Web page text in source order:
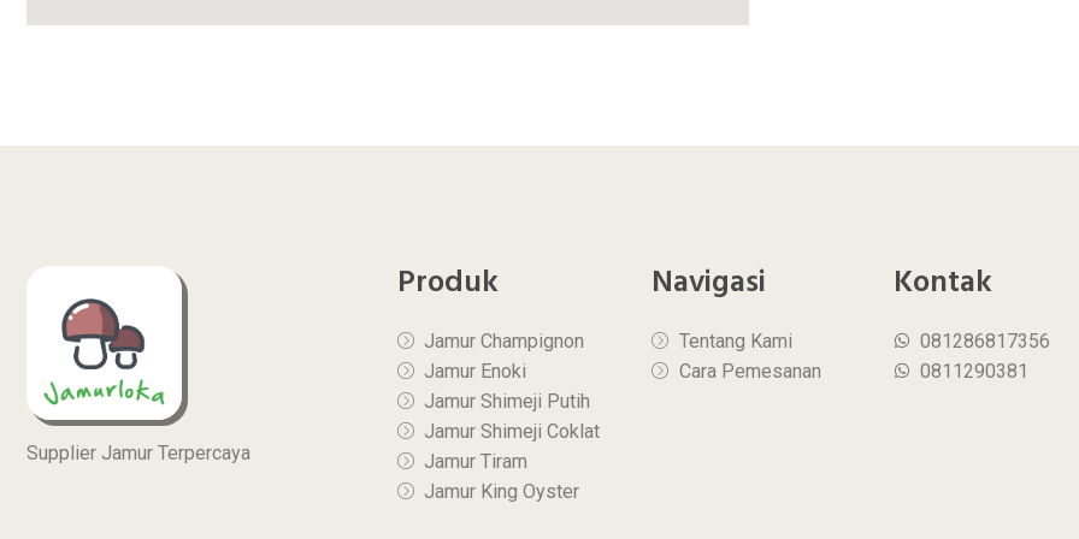
Supplier Jamur Terpercaya
Produk
Jamur Champignon
Jamur Enoki
Jamur Shimeji Putih
Jamur Shimeji Coklat
Jamur Tiram
Jamur King Oyster
Navigasi
Tentang Kami
Cara Pemesanan
Kontak
081286817356
0811290381